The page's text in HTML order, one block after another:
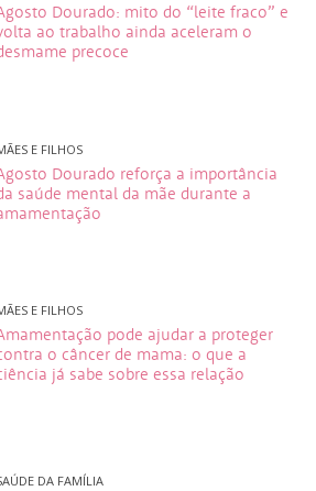
Dourado: mito do “leite fraco” e
ao trabalho ainda aceleram o
precoce
E FILHOS
Dourado reforça a importância
saúde mental da mãe durante a
E FILHOS
pode ajudar a proteger
o câncer de mama: o que a
já sabe sobre essa relação
DA FAMÍLIA